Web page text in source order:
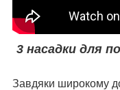
3 насадки для
Завдяки широкому